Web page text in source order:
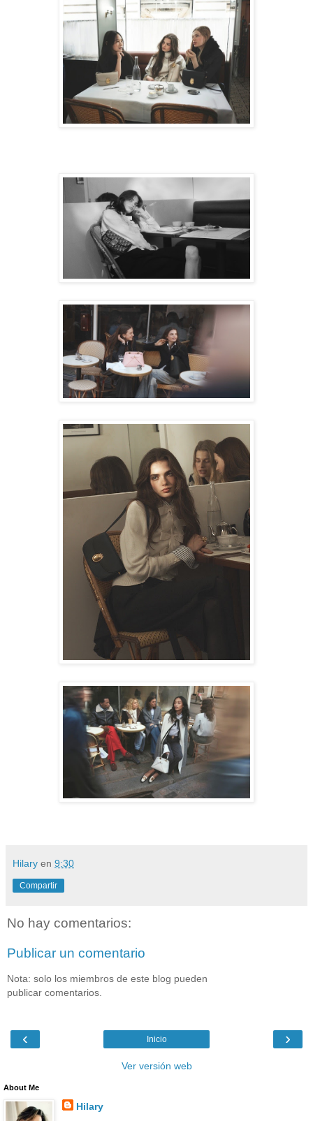
Hilary en 9:30
Compartir
No hay comentarios:
Publicar un comentario
Nota: solo los miembros de este blog pueden
publicar comentarios.
‹ ›
Inicio
Ver versión web
About Me
Hilary